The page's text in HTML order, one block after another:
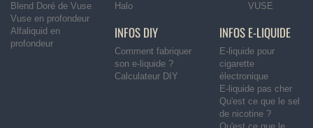
Blend Doré de Vuse
Vuse en profondeur
Alfaliquid en
profondeur
Halo
VUSE
INFOS DIY
Comment fabriquer
son e-liquide ?
Calculateur DIY
INFOS E-LIQUIDE
E-liquide pour
cigarette
électronique
E-liquide pas cher
Qu'est ce que le sel
de nicotine ?